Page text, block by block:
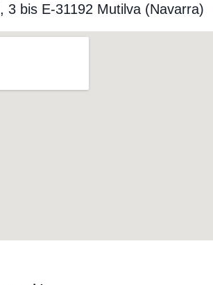
3 bis E-31192 Mutilva (Navarra)